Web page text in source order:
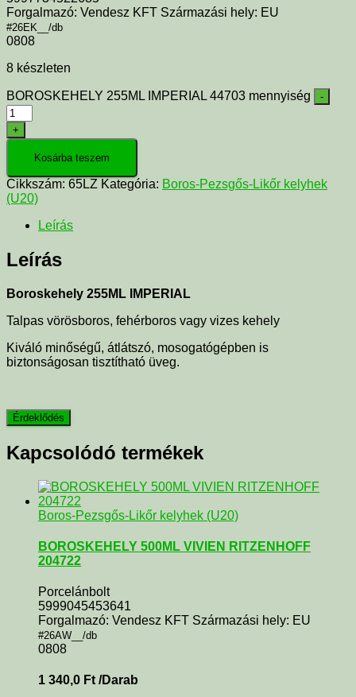
Forgalmazó: Vendesz KFT Származási hely: EU
#26EK__/db
0808
8 készleten
BOROSKEHELY 255ML IMPERIAL 44703 mennyiség -
+
Kosárba teszem
Cikkszám: 65LZ Kategória: Boros-Pezsgős-Likőr kelyhek
(U20)
Leírás
Leírás
Boroskehely 255ML IMPERIAL
Talpas vörösboros, fehérboros vagy vizes kehely
Kiváló minőségű, átlátszó, mosogatógépben is
biztonságosan tisztítható üveg.
Kapcsolódó termékek
Boros-Pezsgős-Likőr kelyhek (U20)
BOROSKEHELY 500ML VIVIEN RITZENHOFF
204722
Porcelánbolt
5999045453641
Forgalmazó: Vendesz KFT Származási hely: EU
#26AW__/db
0808
1 340,0 Ft /Darab